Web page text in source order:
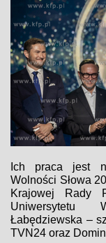
Ich praca jest
Wolności Słowa
Krajowej Rady
Uniwersytetu
Łabędziewska –
TVN24 oraz